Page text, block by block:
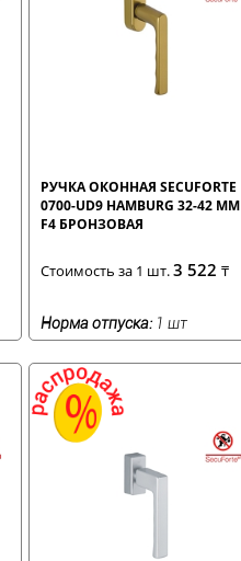
РУЧКА ОКОННАЯ SECUFORTE
0700-UD9 HAMBURG 32-42 ММ
F4 БРОНЗОВАЯ
Стоимость за 1 шт.3 522₸
Норма отпуска: 1 шт